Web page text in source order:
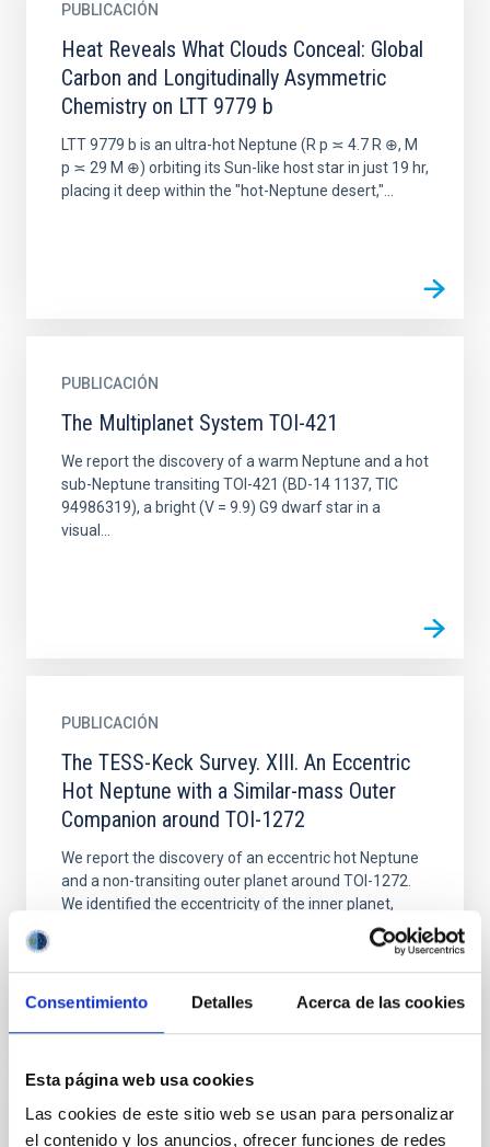
Consentimiento Detalles Acerca de las cookies
Esta página web usa cookies
Las cookies de este sitio web se usan para personalizar
el contenido y los anuncios, ofrecer funciones de redes
PUBLICACIÓN
Heat Reveals What Clouds Conceal: Global
Carbon and Longitudinally Asymmetric
Chemistry on LTT 9779 b
LTT 9779 b is an ultra-hot Neptune (R p ≍ 4.7 R ⊕, M
p ≍ 29 M ⊕) orbiting its Sun-like host star in just 19 hr,
placing it deep within the "hot-Neptune desert,"...
PUBLICACIÓN
The Multiplanet System TOI-421
We report the discovery of a warm Neptune and a hot
sub-Neptune transiting TOI-421 (BD-14 1137, TIC
94986319), a bright (V = 9.9) G9 dwarf star in a
visual...
PUBLICACIÓN
The TESS-Keck Survey. XIII. An Eccentric
Hot Neptune with a Similar-mass Outer
Companion around TOI-1272
We report the discovery of an eccentric hot Neptune
and a non-transiting outer planet around TOI-1272.
We identified the eccentricity of the inner planet,
PUBLICACIÓN